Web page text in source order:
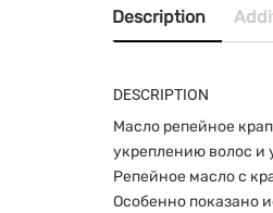
Description
DESCRIPTION
Масло репейное
укреплению волос и
Репейное масло с
Особенно показано